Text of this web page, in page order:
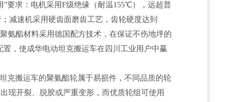
要求：电机采用F级绝缘（耐温155℃），远超普
减速机采用硬齿面磨齿工艺，齿轮硬度达到
氨酯材料采用德国配方技术，在保证不伤地坪的
，使成华电动坦克搬运车在四川工业用户中赢
克搬运车的聚氨酯轮属于易损件，不同品质的轮
开裂、脱胶或严重变形，而优质轮组可使用